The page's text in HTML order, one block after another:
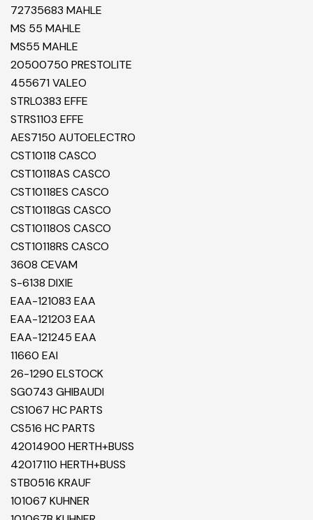
72735683 MAHLE
MS 55 MAHLE
MS55 MAHLE
20500750 PRESTOLITE
455671 VALEO
STRL0383 EFFE
STRS1103 EFFE
AES7150 AUTOELECTRO
CST10118 CASCO
CST10118AS CASCO
CST10118ES CASCO
CST10118GS CASCO
CST10118OS CASCO
CST10118RS CASCO
3608 CEVAM
S-6138 DIXIE
EAA-121083 EAA
EAA-121203 EAA
EAA-121245 EAA
11660 EAI
26-1290 ELSTOCK
SG0743 GHIBAUDI
CS1067 HC PARTS
CS516 HC PARTS
42014900 HERTH+BUSS
42017110 HERTH+BUSS
STB0516 KRAUF
101067 KUHNER